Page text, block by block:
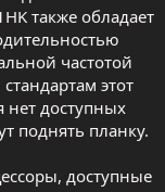
также обладает
частотой
этот
нет доступных
поднять планку.
доступные